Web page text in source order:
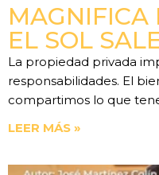
MAGNIFICA
EL SOL
La propiedad privada
responsabilidades. El
compartimos lo que
LEER MÁS »